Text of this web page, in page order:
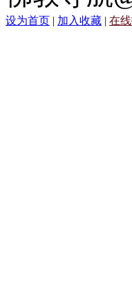
设为首页 | 加入收藏 | 在